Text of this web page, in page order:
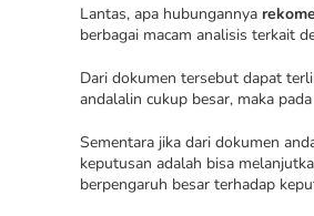
Lantas, apa hubungannya
berbagai macam analisis terkait
Dari dokumen tersebut dapat
andalalin cukup besar, maka
Sementara jika dari dokumen
keputusan adalah bisa
berpengaruh besar terhadap